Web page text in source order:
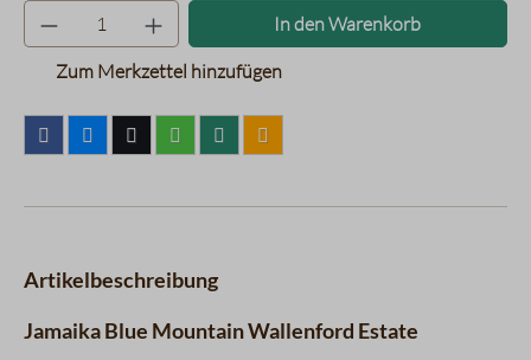
Produkt Anzahl: Gib den
In den Warenkorb
Zum Merkzettel hinzufügen
Artikelbeschreibung
Jamaika Blue Mountain Wallenford Estate